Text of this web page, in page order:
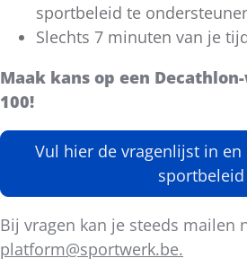
sportbeleid te
Slechts 7 minuten van je
Maak kans op een
100!
Vul hier de vragenlijst in
sportbeleid
Bij vragen kan je steeds mailen
platform@sportwerk.be.